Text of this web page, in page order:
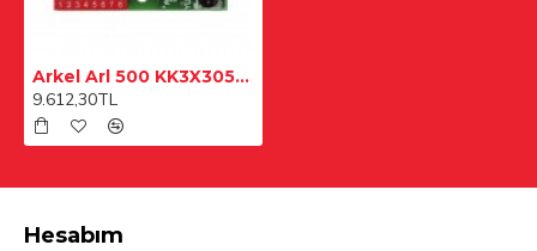
Arkel Arl 500 KK3X3057AR Kırmızı Çağrı ve Gösterge Modülü
9.612,30TL
Hesabım